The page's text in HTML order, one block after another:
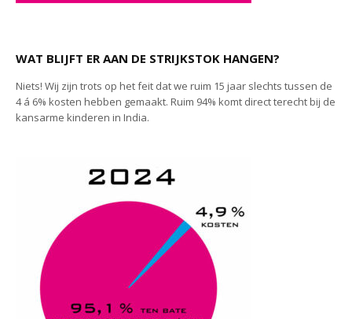
WAT BLIJFT ER AAN DE STRIJKSTOK HANGEN?
Niets! Wij zijn trots op het feit dat we ruim 15 jaar slechts tussen de
4 á 6% kosten hebben gemaakt. Ruim 94% komt direct terecht bij de
kansarme kinderen in India.